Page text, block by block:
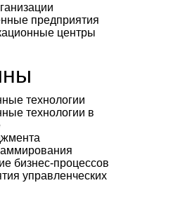
предприятия
центры
технологии
технологии в
бизнес-процессов
управленческих